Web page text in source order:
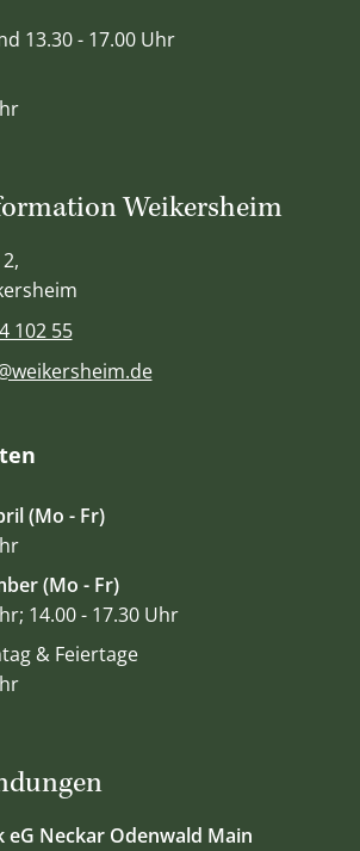
13.30 - 17.00 Uhr
eG Neckar Odenwald Main
Weikersheim
102 55
(Mo - Fr)
(Mo - Fr)
14.00 - 17.30 Uhr
& Feiertage